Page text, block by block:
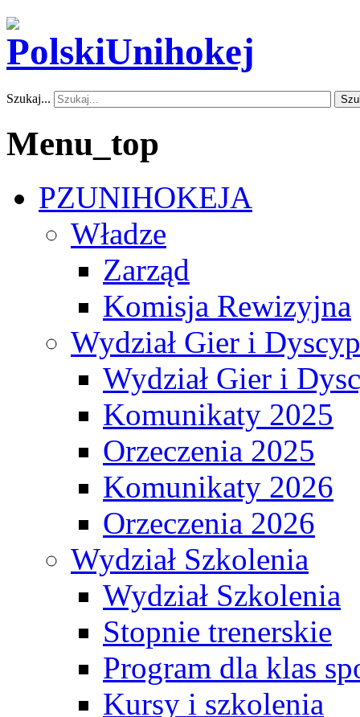
Szukaj...
Menu_top
PZUNIHOKEJA
Władze
Zarząd
Komisja Rewizyjna
Wydział Gier i
Wydział Gier i
Komunikaty 2025
Orzeczenia 2025
Komunikaty 2026
Orzeczenia 2026
Wydział Szkolenia
Wydział Szkolenia
Stopnie trenerskie
Program dla klas
Kursy i szkolenia